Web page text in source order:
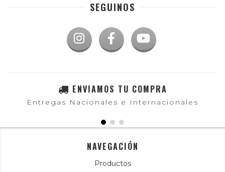
SEGUINOS
ENVIAMOS TU COMPRA
Entregas Nacionales e Internacionales
NAVEGACIÓN
Productos